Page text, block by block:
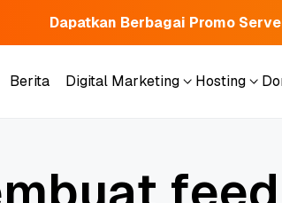
Dapatkan Berbagai Promo
Berita
Digital Marketing
Hosting